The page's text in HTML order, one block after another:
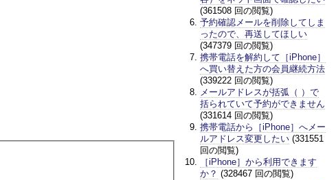
(361508 回の閲覧)
予約確認メールを削除してしま
ったので、再送してほしい
(347379 回の閲覧)
携帯電話を解約して［iPhone］
へ買い替えた方の会員継続方法
(339222 回の閲覧)
メールアドレスが括弧（ ）で
括られていて予約ができません
(331614 回の閲覧)
携帯電話から［iPhone］へメー
ルアドレス変更したい (331551
回の閲覧)
［iPhone］から利用できます
か？ (328467 回の閲覧)